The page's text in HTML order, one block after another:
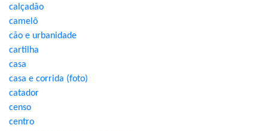
calçadão
camelô
cão e urbanidade
cartilha
casa
casa e corrida (foto)
catador
censo
centro